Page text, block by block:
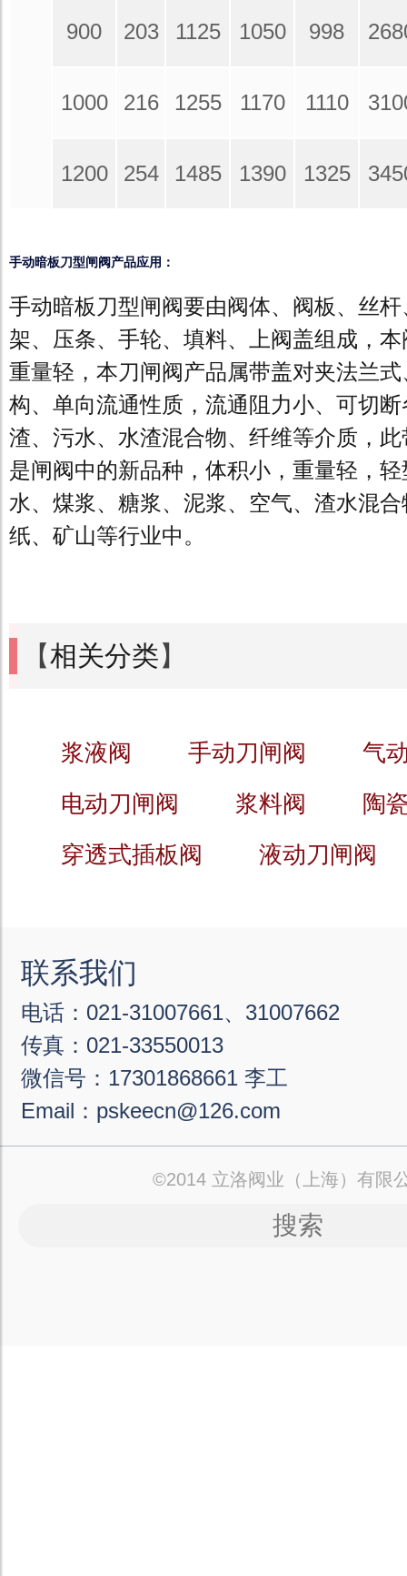
900 203 1125 1050 998
1000 216 1255 1170 1110
1200 254 1485 1390 1325
手动暗板刀型闸阀产品应用：
手动暗板刀型闸阀要由阀体、阀板、丝
架、压条、手轮、填料、上阀盖组成，
重量轻，本刀闸阀产品属带盖对夹法兰
构、单向流通性质，流通阻力小、可切
渣、污水、水渣混合物、纤维等介质，
是闸阀中的新品种，体积小，重量轻，
水、煤浆、糖浆、泥浆、空气、渣水混
纸、矿山等行业中。
【相关分类】
浆液阀 手动刀闸阀
气
电动刀闸阀
浆料阀
陶
穿透式插板阀
液动刀闸阀
联系我们
电话：021-31007661、31007662
传真：021-33550013
微信号：17301868661 李工
Email：pskeecn@126.com
©2014 立洛阀业（上海）有限